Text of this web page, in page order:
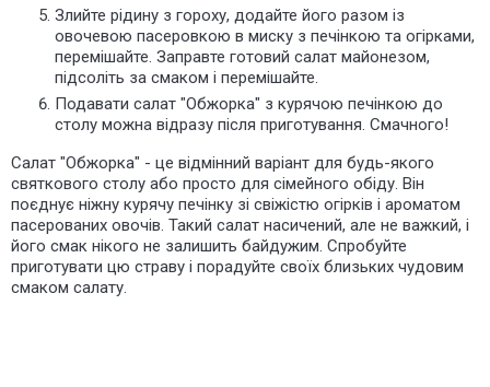
Злийте рідину з гороху, додайте його разом із
овочевою пасеровкою в миску з печінкою та огірками,
перемішайте. Заправте готовий салат майонезом,
підсоліть за смаком і перемішайте.
Подавати салат "Обжорка" з курячою печінкою до
столу можна відразу після приготування. Смачного!
Салат "Обжорка" - це відмінний варіант для будь-якого
святкового столу або просто для сімейного обіду. Він
поєднує ніжну курячу печінку зі свіжістю огірків і ароматом
пасерованих овочів. Такий салат насичений, але не важкий, і
його смак нікого не залишить байдужим. Спробуйте
приготувати цю страву і порадуйте своїх близьких чудовим
смаком салату.